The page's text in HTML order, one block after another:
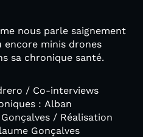
nous parle saignement
encore minis drones
sa chronique santé.
/ Co-interviews
: Alban
/ Réalisation
Gonçalves